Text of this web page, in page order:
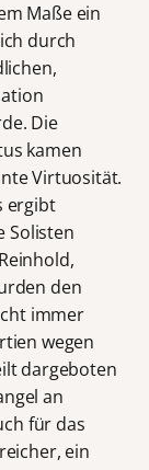
Maße ein
durch
Die
kamen
Virtuosität.
ergibt
Solisten
den
immer
wegen
dargeboten
an
für das
ein